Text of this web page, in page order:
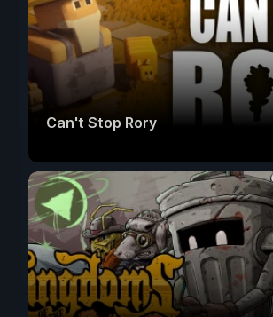
Can't Stop Rory